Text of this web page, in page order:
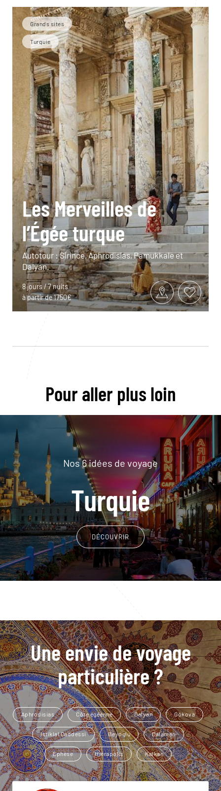
Grands sites
Turquie
Les Merveilles de
l’Égée turque
Autotour : Sirince, Aphrodisias, Pamukkale et
Dalyan.
8 jours / 7 nuits
à partir de 1750€
Pour aller plus loin
Nos 6 idées de voyage
Turquie
DÉCOUVRIR
Une envie de voyage
particulière ?
Aphrodisias Côte égéenne Dalyan Gökova
Istiklal Caddessi Beyoglu Dalaman
Ephèse Hiérapolis Kalkan